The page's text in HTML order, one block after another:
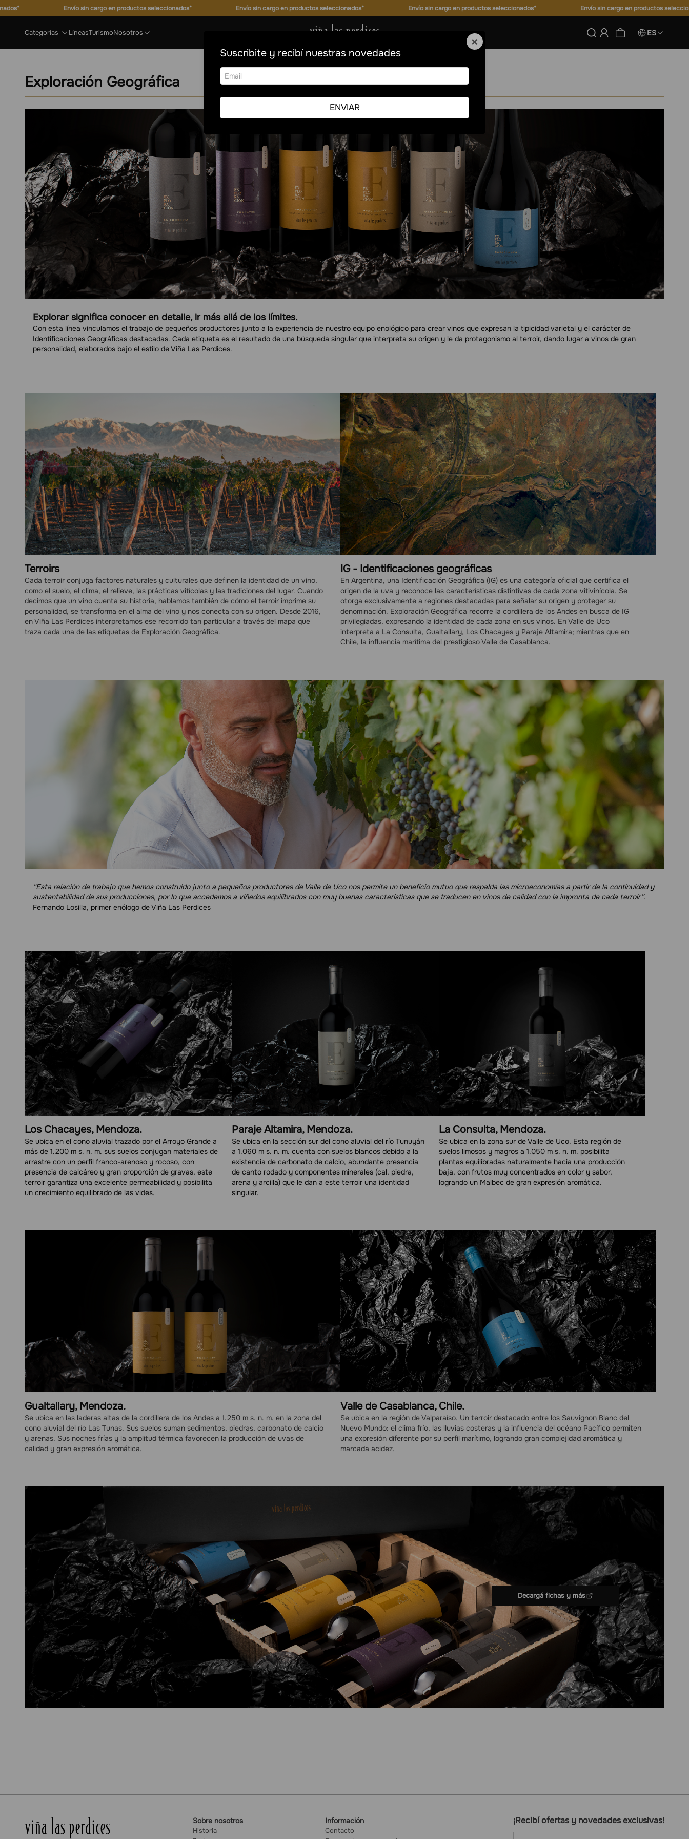
en productos seleccionados* Envío sin cargo en productos seleccionados* Envío sin cargo en productos seleccionados* Envío sin cargo en productos seleccionados* Envío sin
Categorías LíneasTurismoNosotros ES
Exploración Geográfica
Explorar significa conocer en detalle, ir más allá de los límites.
Con esta línea vinculamos el trabajo de pequeños productores junto a la experiencia de nuestro equipo enológico para crear vinos que expresan la tipicidad varietal y el carácter de
Identificaciones Geográficas destacadas. Cada etiqueta es el resultado de una búsqueda singular que interpreta su origen y le da protagonismo al terroir, dando lugar a vinos de gran
personalidad, elaborados bajo el estilo de Viña Las Perdices.
Terroirs
Cada terroir conjuga factores naturales y culturales que definen la identidad de un vino,
como el suelo, el clima, el relieve, las prácticas vitícolas y las tradiciones del lugar. Cuando
decimos que un vino cuenta su historia, hablamos también de cómo el terroir imprime su
personalidad, se transforma en el alma del vino y nos conecta con su origen. Desde 2016,
en Viña Las Perdices interpretamos ese recorrido tan particular a través del mapa que
traza cada una de las etiquetas de Exploración Geográfica.
IG - Identificaciones geográficas
En Argentina, una Identificación Geográfica (IG) es una categoría oficial que certifica el
origen de la uva y reconoce las características distintivas de cada zona vitivinícola. Se
otorga exclusivamente a regiones destacadas para señalar su origen y proteger su
denominación. Exploración Geográfica recorre la cordillera de los Andes en busca de IG
privilegiadas, expresando la identidad de cada zona en sus vinos. En Valle de Uco
interpreta a La Consulta, Gualtallary, Los Chacayes y Paraje Altamira; mientras que en
Chile, la influencia marítima del prestigioso Valle de Casablanca.
“Esta relación de trabajo que hemos construido junto a pequeños productores de Valle de Uco nos permite un beneficio mutuo que respalda las microeconomías a partir de la continuidad y
sustentabilidad de sus producciones, por lo que accedemos a viñedos equilibrados con muy buenas características que se traducen en vinos de calidad con la impronta de cada terroir”.
Fernando Losilla, primer enólogo de Viña Las Perdices
Los Chacayes, Mendoza.
Se ubica en el cono aluvial trazado por el Arroyo Grande a
más de 1.200 m s. n. m. sus suelos conjugan materiales de
arrastre con un perfil franco-arenoso y rocoso, con
presencia de calcáreo y gran proporción de gravas, este
terroir garantiza una excelente permeabilidad y posibilita
un crecimiento equilibrado de las vides.
Paraje Altamira, Mendoza.
Se ubica en la sección sur del cono aluvial del río Tunuyán
a 1.060 m s. n. m. cuenta con suelos blancos debido a la
existencia de carbonato de calcio, abundante presencia
de canto rodado y componentes minerales (cal, piedra,
arena y arcilla) que le dan a este terroir una identidad
singular.
La Consulta, Mendoza.
Se ubica en la zona sur de Valle de Uco. Esta región de
suelos limosos y magros a 1.050 m s. n. m. posibilita
plantas equilibradas naturalmente hacia una producción
baja, con frutos muy concentrados en color y sabor,
logrando un Malbec de gran expresión aromática.
Gualtallary, Mendoza.
Se ubica en las laderas altas de la cordillera de los Andes a 1.250 m s. n. m. en la zona del
cono aluvial del río Las Tunas. Sus suelos suman sedimentos, piedras, carbonato de calcio
y arenas. Sus noches frías y la amplitud térmica favorecen la producción de uvas de
calidad y gran expresión aromática.
Valle de Casablanca, Chile.
Se ubica en la región de Valparaíso. Un terroir destacado entre los Sauvignon Blanc del
Nuevo Mundo: el clima frío, las lluvias costeras y la influencia del océano Pacífico permiten
una expresión diferente por su perfil marítimo, logrando gran complejidad aromática y
marcada acidez.
Decargá fichas y más
Sobre nosotros
Historia
Información
Contacto
¡Recibí ofertas y novedades exclusivas!
×
Suscribite y recibí nuestras novedades
ENVIAR